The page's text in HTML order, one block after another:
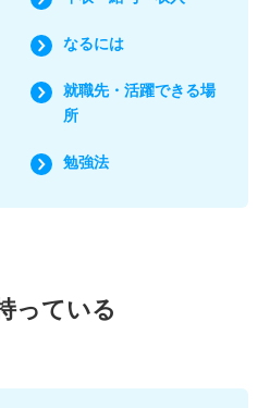
なるには
就職先・活躍できる場
所
勉強法
っている